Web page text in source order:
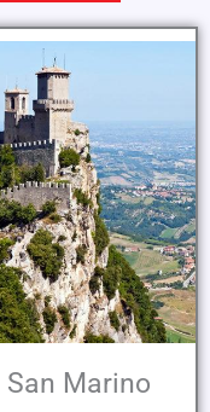
Marino